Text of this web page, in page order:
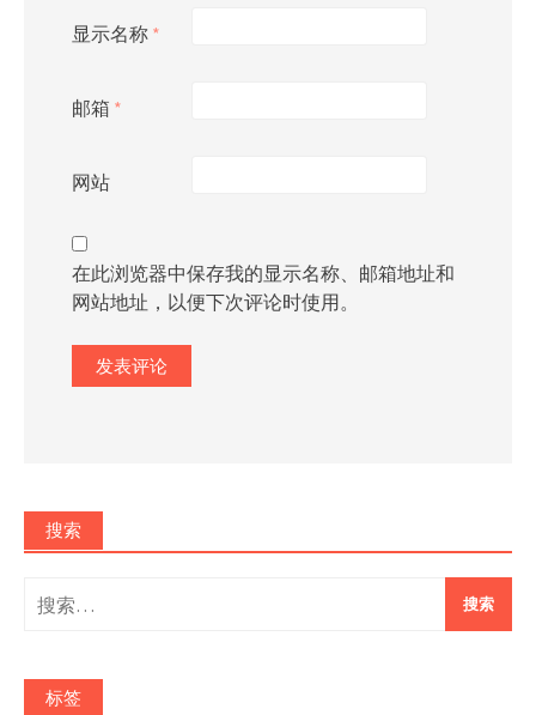
显示名称 *
邮箱 *
网站
在此浏览器中保存我的显示名称、邮箱地址和
网站地址，以便下次评论时使用。
搜索
搜
索：
标签